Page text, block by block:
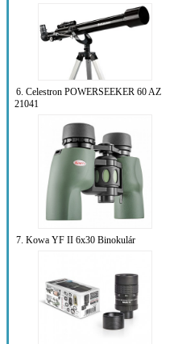
6. Celestron POWERSEEKER 60 AZ
21041
7. Kowa YF II 6x30 Binokulár